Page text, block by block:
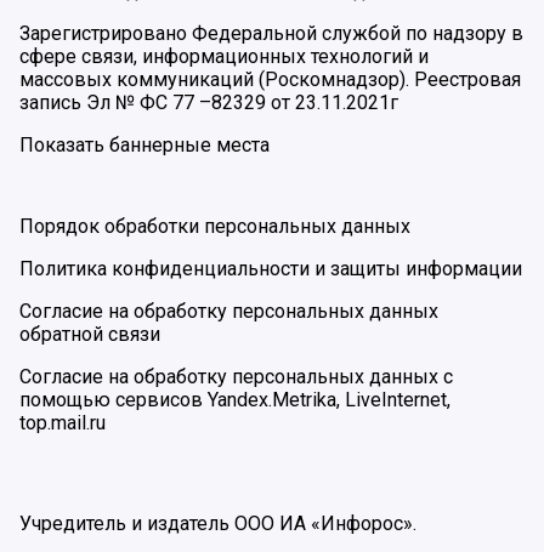
Зарегистрировано Федеральной службой по надзору в
сфере связи, информационных технологий и
массовых коммуникаций (Роскомнадзор). Реестровая
запись Эл № ФС 77 –82329 от 23.11.2021г
Показать баннерные места
Порядок обработки персональных данных
Политика конфиденциальности и защиты информации
Согласие на обработку персональных данных
обратной связи
Согласие на обработку персональных данных с
помощью сервисов Yandex.Metrika, LiveInternet,
top.mail.ru
Учредитель и издатель ООО ИА «Инфорос».